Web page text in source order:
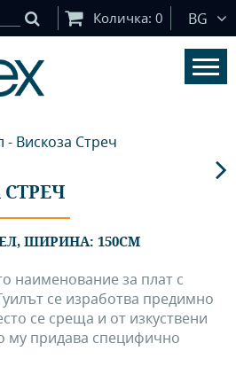
Количка: 0 BG
ЕЛ, ШИРИНА: 150СМ
наименование за плат с
се изработва предимно
се среща и от изкуствени
му придава специфично